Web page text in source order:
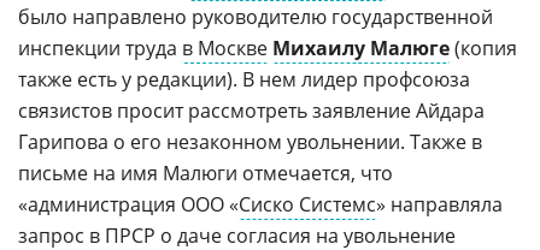
было направлено руководителю государственной
инспекции труда в Москве Михаилу Малюге(копия
также есть у редакции). В нем лидер профсоюза
связистов просит рассмотреть заявление Айдара
Гарипова о его незаконном увольнении. Также в
письме на имя Малюги отмечается, что
«администрация ООО «Сиско Системс» направляла
запрос в ПРСР о даче согласия на увольнение